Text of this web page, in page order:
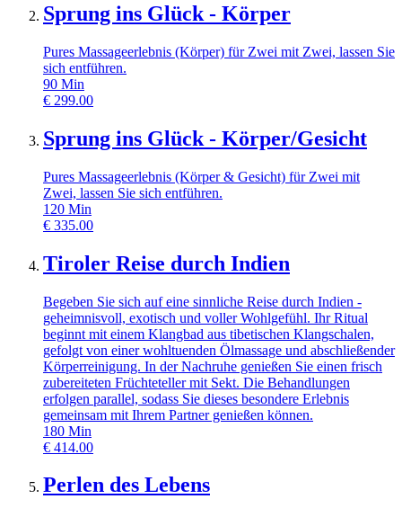
Sprung ins Glück - Körper
Pures Massageerlebnis (Körper) für Zwei mit Zwei, lassen Sie
sich entführen.
90 Min
€ 299.00
Sprung ins Glück - Körper/Gesicht
Pures Massageerlebnis (Körper & Gesicht) für Zwei mit
Zwei, lassen Sie sich entführen.
120 Min
€ 335.00
Tiroler Reise durch Indien
Begeben Sie sich auf eine sinnliche Reise durch Indien -
geheimnisvoll, exotisch und voller Wohlgefühl. Ihr Ritual
beginnt mit einem Klangbad aus tibetischen Klangschalen,
gefolgt von einer wohltuenden Ölmassage und abschließender
Körperreinigung. In der Nachruhe genießen Sie einen frisch
zubereiteten Früchteteller mit Sekt. Die Behandlungen
erfolgen parallel, sodass Sie dieses besondere Erlebnis
gemeinsam mit Ihrem Partner genießen können.
180 Min
€ 414.00
Perlen des Lebens